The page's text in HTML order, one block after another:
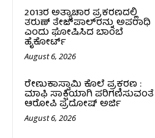
2013ರ ಅತ್ಯಾಚಾರ ಪ್ರಕರಣದಲ್ಲಿ
ತರುಣ್ ತೇಜ್‌ಪಾಲ್‌ರನ್ನು ಅಪರಾಧಿ
ಎಂದು ಘೋಷಿಸಿದ ಬಾಂಬೆ
ಹೈಕೋರ್ಟ್
August 6, 2026
ರೇಣುಕಾಸ್ವಾಮಿ ಕೊಲೆ ಪ್ರಕರಣ :
ಮಾಫಿ ಸಾಕ್ಷಿಯಾಗಿ ಪರಿಗಣಿಸುವಂತೆ
ಆರೋಪಿ ಪ್ರದೋಷ್‌ ಅರ್ಜಿ
August 6, 2026